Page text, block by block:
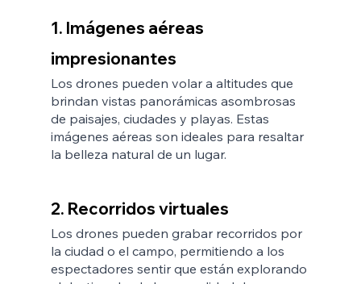
1. Imágenes aéreas
impresionantes
Los drones pueden volar a altitudes que
brindan vistas panorámicas asombrosas
de paisajes, ciudades y playas. Estas
imágenes aéreas son ideales para resaltar
la belleza natural de un lugar.
2. Recorridos virtuales
Los drones pueden grabar recorridos por
la ciudad o el campo, permitiendo a los
espectadores sentir que están explorando